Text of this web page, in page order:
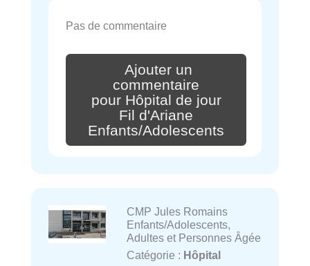
Pas de commentaire
Ajouter un
commentaire
pour Hôpital de jour
Fil d'Ariane
Enfants/Adolescents
CMP Jules Romains
Enfants/Adolescents,
Adultes et Personnes Âgée
Catégorie : Hôpital